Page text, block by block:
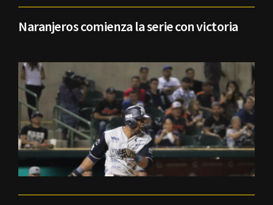
Naranjeros comienza la serie con victoria